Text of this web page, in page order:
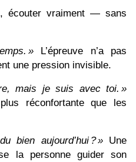
écouter vraiment — sans
» L’épreuve n’a pas
une pression invisible.
mais je suis avec toi. »
réconfortante que les
bien aujourd’hui?»Une
la personne guider son